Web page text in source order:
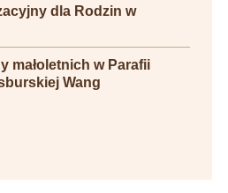
dla Rodzin w
małoletnich w Parafii
Wang